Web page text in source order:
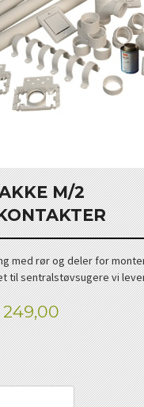
M/2
med rør og deler for
til sentralstøvsugere vi
249,00